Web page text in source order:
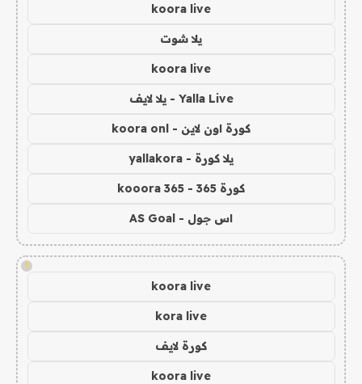
koora live
يلا شوت
koora live
Yalla Live - يلا لايف
كورة اون لاين - koora onl
يلا كورة - yallakora
كورة 365 - kooora 365
اس جول - AS Goal
!
koora live
kora live
كورة لايف
koora live